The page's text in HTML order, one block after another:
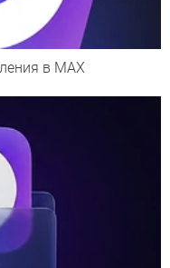
в MAX